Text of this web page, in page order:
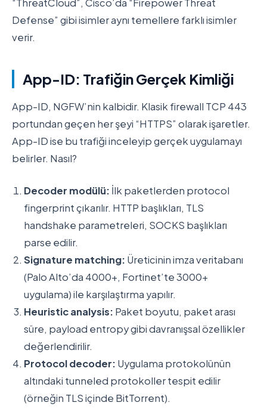
“ThreatCloud”, Cisco’da “Firepower Threat
Defense” gibi isimler aynı temellere farklı isimler
verir.
App-ID: Trafiğin Gerçek Kimliği
App-ID, NGFW’nin kalbidir. Klasik firewall TCP 443
portundan geçen her şeyi “HTTPS” olarak işaretler.
App-ID ise bu trafiği inceleyip gerçek uygulamayı
belirler. Nasıl?
Decoder modülü: İlk paketlerden protocol
fingerprint çıkarılır. HTTP başlıkları, TLS
handshake parametreleri, SOCKS başlıkları
parse edilir.
Signature matching: Üreticinin imza veritabanı
(Palo Alto’da 4000+, Fortinet’te 3000+
uygulama) ile karşılaştırma yapılır.
Heuristic analysis: Paket boyutu, paket arası
süre, payload entropy gibi davranışsal özellikler
değerlendirilir.
Protocol decoder: Uygulama protokolünün
altındaki tunneled protokoller tespit edilir
(örneğin TLS içinde BitTorrent).